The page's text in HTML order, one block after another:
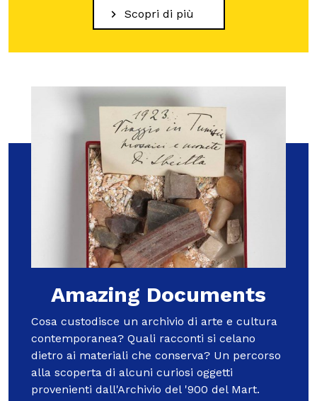
Scopri di più
Amazing Documents
Cosa custodisce un archivio di arte e cultura
contemporanea? Quali racconti si celano
dietro ai materiali che conserva? Un percorso
alla scoperta di alcuni curiosi oggetti
provenienti dall'Archivio del '900 del Mart.